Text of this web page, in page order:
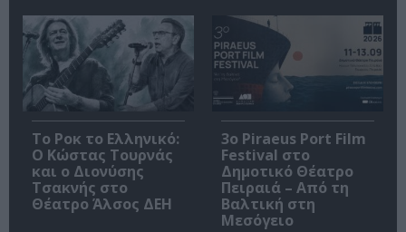
Το Ροκ το Ελληνικό:
Ο Κώστας Τουρνάς
και ο Διονύσης
Τσακνής στο
Θέατρο Άλσος ΔΕΗ
3o Piraeus Port Film
Festival στο
Δημοτικό Θέατρο
Πειραιά – Από τη
Βαλτική στη
Μεσόγειο